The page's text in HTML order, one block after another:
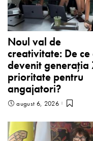
Noul val de
creativitate: De ce
devenit generația
prioritate pentru
angajatori?
august 6, 2026